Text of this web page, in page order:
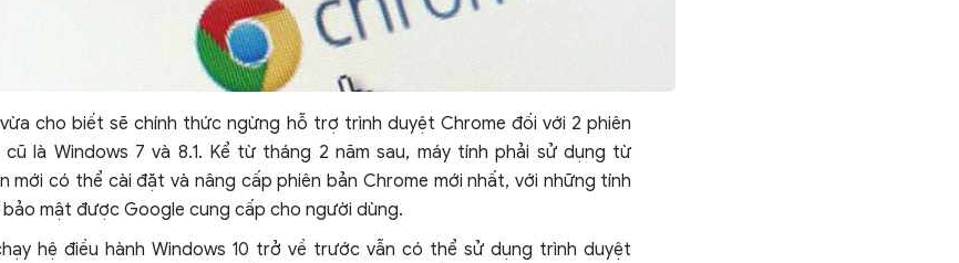
cho biết sẽ chính thức ngừng hỗ trợ trình duyệt Chrome đối với 2 phiên
cũ là Windows 7 và 8.1. Kể từ tháng 2 năm sau, máy tính phải sử dụng từ
mới có thể cài đặt và nâng cấp phiên bản Chrome mới nhất, với những tính
bảo mật được Google cung cấp cho người dùng.
hệ điều hành Windows 10 trở về trước vẫn có thể sử dụng trình duyệt